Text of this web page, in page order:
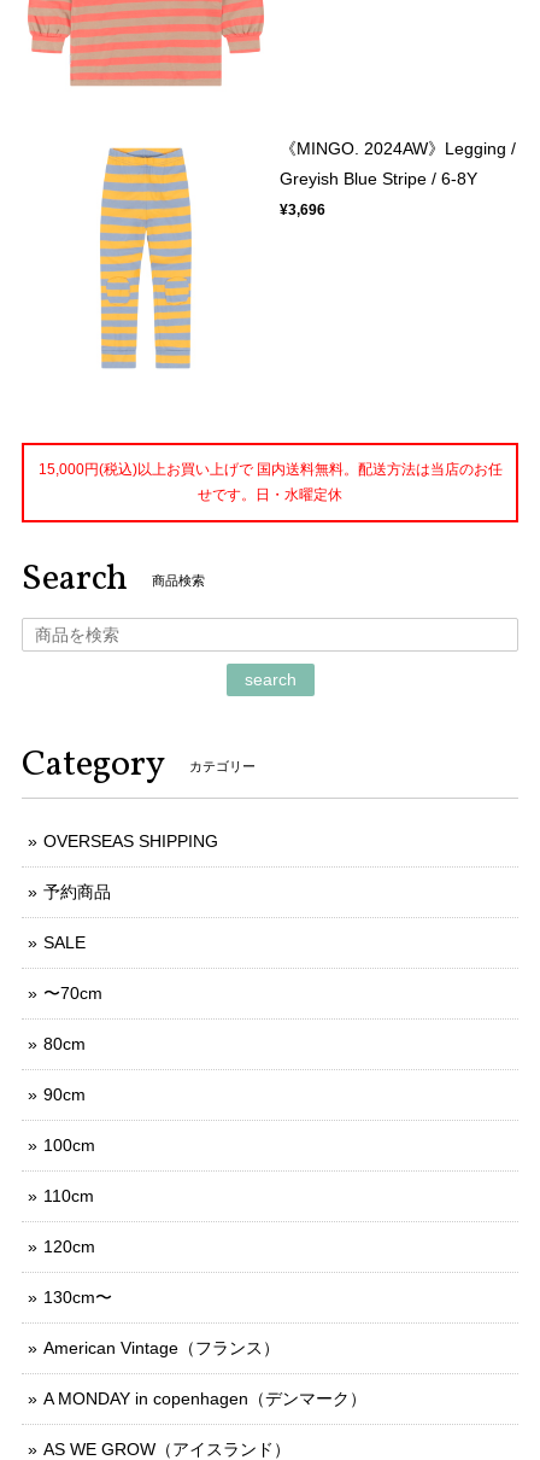
《MINGO. 2024AW》Legging /
Greyish Blue Stripe / 6-8Y
¥3,696
15,000円(税込)以上お買い上げで 国内送料無料。配送方法は当店のお任
せです。日・水曜定休
Search 商品検索
search
Category カテゴリー
OVERSEAS SHIPPING
予約商品
SALE
〜70cm
80cm
90cm
100cm
110cm
120cm
130cm〜
American Vintage（フランス）
A MONDAY in copenhagen（デンマーク）
AS WE GROW（アイスランド）